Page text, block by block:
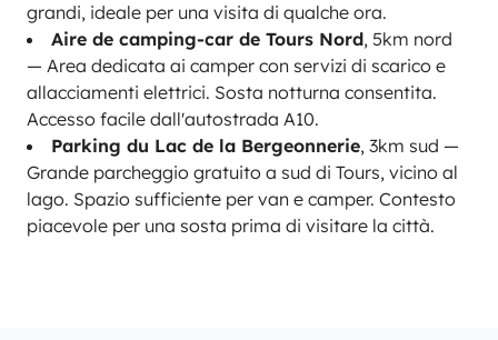
grandi, ideale per una visita di qualche ora.
Aire de camping-car de Tours Nord, 5km nord
— Area dedicata ai camper con servizi di scarico e
allacciamenti elettrici. Sosta notturna consentita.
Accesso facile dall'autostrada A10.
Parking du Lac de la Bergeonnerie, 3km sud —
Grande parcheggio gratuito a sud di Tours, vicino al
lago. Spazio sufficiente per van e camper. Contesto
piacevole per una sosta prima di visitare la città.